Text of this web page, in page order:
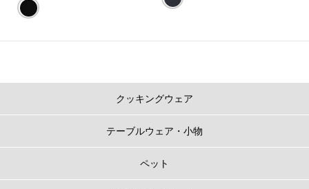
クッキングウェア
テーブルウェア・小物
ペット